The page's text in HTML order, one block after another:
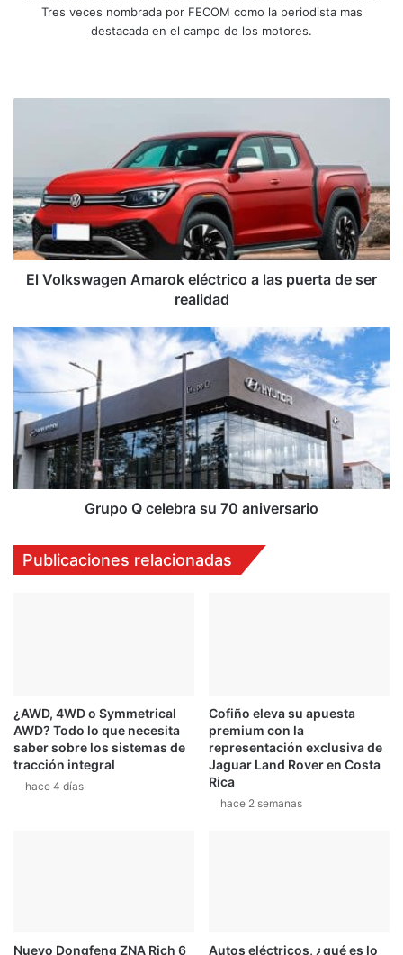
Tres veces nombrada por FECOM como la periodista mas
destacada en el campo de los motores.
a
las
puerta
de
ser
realidad
El Volkswagen Amarok eléctrico a las puerta de ser
realidad
Grupo
celebra
su
70
aniversario
Grupo Q celebra su 70 aniversario
Publicaciones relacionadas
¿AWD, 4WD o Symmetrical
AWD? Todo lo que necesita
saber sobre los sistemas de
tracción integral
hace 4 días
Cofiño eleva su apuesta
premium con la
representación exclusiva de
Jaguar Land Rover en Costa
Rica
hace 2 semanas
Nuevo Dongfeng ZNA Rich 6 Autos eléctricos, ¿qué es lo